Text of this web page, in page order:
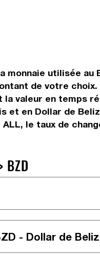
monnaie utilisée
de votre
valeur en temps
en Dollar de
le taux de
BZD